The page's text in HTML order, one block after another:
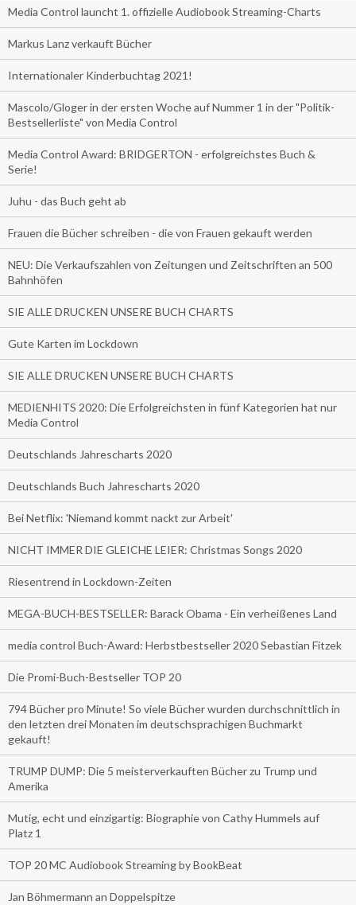
Media Control launcht 1. offizielle Audiobook Streaming-Charts
Markus Lanz verkauft Bücher
Internationaler Kinderbuchtag 2021!
Mascolo/Gloger in der ersten Woche auf Nummer 1 in der "Politik-
Bestsellerliste" von Media Control
Media Control Award: BRIDGERTON - erfolgreichstes Buch &
Serie!
Juhu - das Buch geht ab
Frauen die Bücher schreiben - die von Frauen gekauft werden
NEU: Die Verkaufszahlen von Zeitungen und Zeitschriften an 500
Bahnhöfen
SIE ALLE DRUCKEN UNSERE BUCH CHARTS
Gute Karten im Lockdown
SIE ALLE DRUCKEN UNSERE BUCH CHARTS
MEDIENHITS 2020: Die Erfolgreichsten in fünf Kategorien hat nur
Media Control
Deutschlands Jahrescharts 2020
Deutschlands Buch Jahrescharts 2020
Bei Netflix: 'Niemand kommt nackt zur Arbeit'
NICHT IMMER DIE GLEICHE LEIER: Christmas Songs 2020
Riesentrend in Lockdown-Zeiten
MEGA-BUCH-BESTSELLER: Barack Obama - Ein verheißenes Land
media control Buch-Award: Herbstbestseller 2020 Sebastian Fitzek
Die Promi-Buch-Bestseller TOP 20
794 Bücher pro Minute! So viele Bücher wurden durchschnittlich in
den letzten drei Monaten im deutschsprachigen Buchmarkt
gekauft!
TRUMP DUMP: Die 5 meisterverkauften Bücher zu Trump und
Amerika
Mutig, echt und einzigartig: Biographie von Cathy Hummels auf
Platz 1
TOP 20 MC Audiobook Streaming by BookBeat
Jan Böhmermann an Doppelspitze